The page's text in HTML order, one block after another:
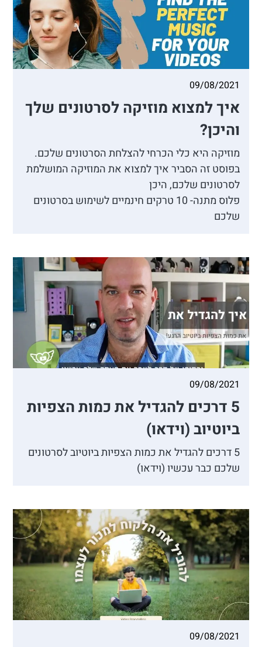
09/08/2021
איך למצוא מוזיקה לסרטונים שלך
והיכן?
מוזיקה היא כלי הכרחי להצלחת הסרטונים שלכם.
בפוסט זה הסביר איך למצוא את המוזיקה המושלמת
לסרטונים שלכם, היכן
פלוס מתנה- 10 טרקים חינמיים לשימוש בסרטונים
שלכם
09/08/2021
5 דרכים להגדיל את כמות הצפיות
ביוטיוב (וידאו)
5 דרכים להגדיל את כמות הצפיות ביוטיוב לסרטונים
שלכם כבר עכשיו (וידאו)
09/08/2021